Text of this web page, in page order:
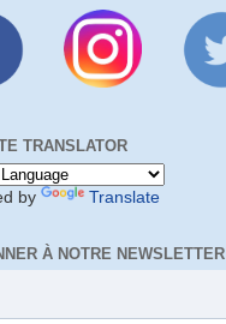
TRANSLATOR
by Translate
À NOTRE NEWSLETTER